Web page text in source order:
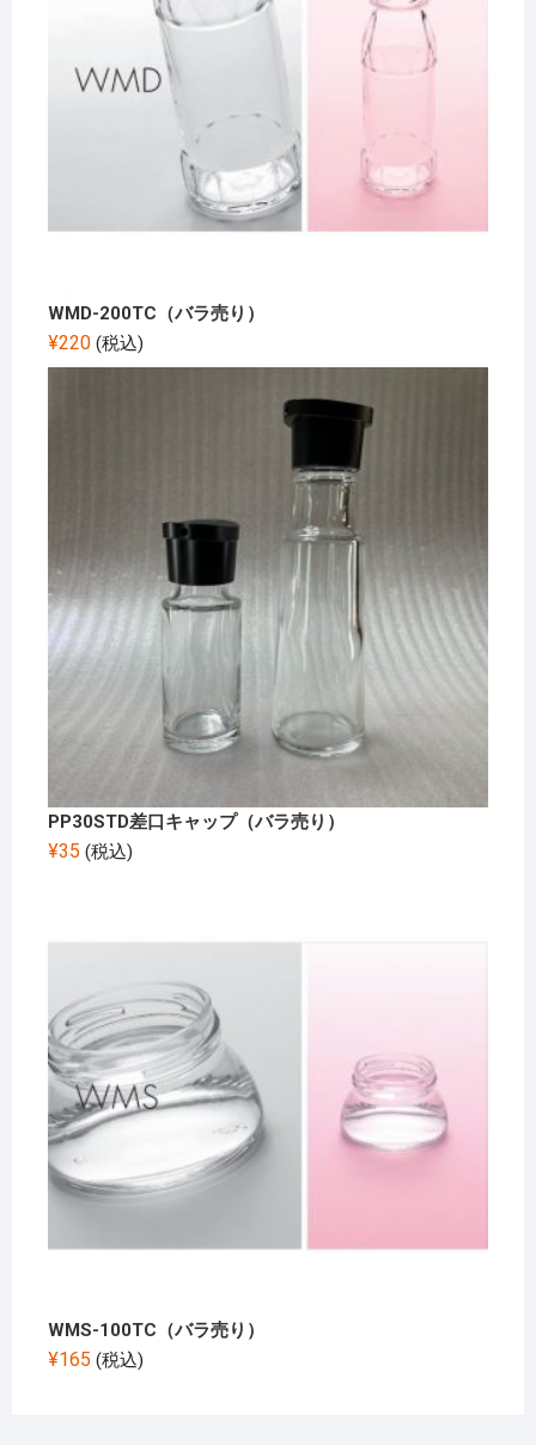
WMD-200TC（バラ売り）
¥220 (税込)
PP30STD差口キャップ（バラ売り）
¥35 (税込)
WMS-100TC（バラ売り）
¥165 (税込)